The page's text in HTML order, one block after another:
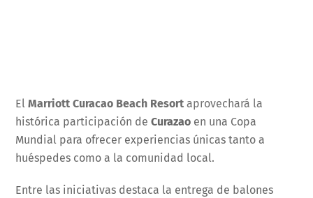
ElMarriott Curacao Beach Resort aprovechará la
histórica participación deCurazao en una Copa
Mundial para ofrecer experiencias únicas tanto a
huéspedes como a la comunidad local.
Entre las iniciativas destaca la entrega de balones